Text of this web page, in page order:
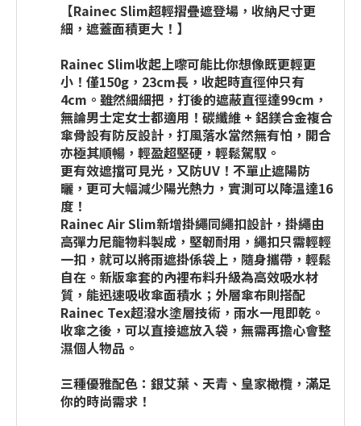
【Rainec Slim超輕摺疊遮登場，收納尺寸更
細，遮蓋面積更大！】
Rainec Slim收起上嚟可能比你想像既更輕更
小！僅150g，23cm長，收起時直徑仲只有
4cm。雖然細細把，打後的遮蔽直徑達99cm，
無論男士定女士都適用！碳纖維 + 鋁鎂合金複合
傘骨設有防反設計，打風落水當然無有怕，開合
亦極其順暢，輕盈超堅硬，輕鬆駕馭。
更有效遮擋可見光，又防UV！不單止遮陽防
曬，更可大幅減少陽光熱力，實測可以降温達16
度！
Rainec Air Slim新增掛繩同繩扣設計，掛繩由
高彈力尼龍物料製成，堅韌耐用，繩扣只需輕輕
一扣，就可以將雨遮掛係袋上，隨身攜帶，輕鬆
自在。新版傘套的內裡布料升級為高效吸水材
質，能迅速吸收傘面積水；外層傘布則搭配
Rainec Tex超潑水塗層技術，雨水一甩即乾。
收傘之後，可以直接遮放入袋，無需再擔心會整
濕個人物品。
三種優雅配色：銀艾葉、天青、皇家橄欖，滿足
你的時尚需求！